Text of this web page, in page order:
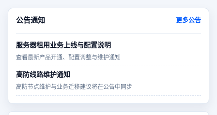
公告通知 更多公告
服务器租用业务上线与配置说明
查看最新产品开通、配置调整与维护通知
高防线路维护通知
高防节点维护与业务迁移建议将在公告中同步